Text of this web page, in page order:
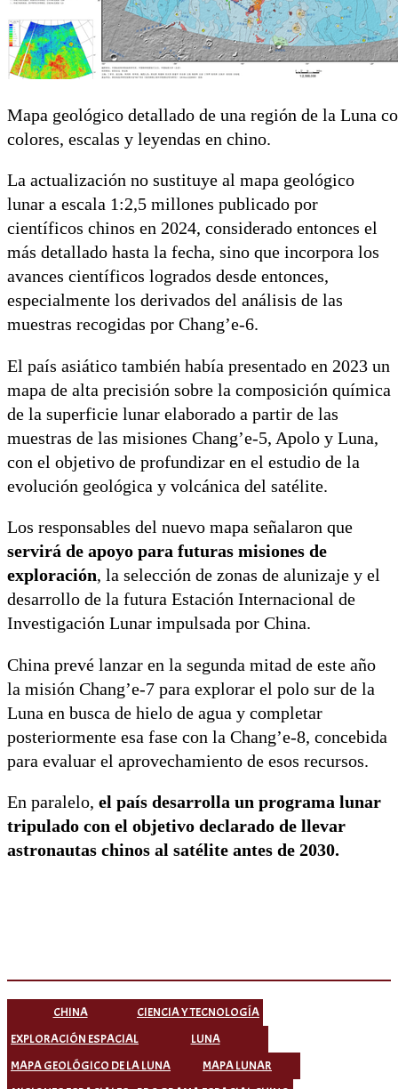
Mapa geológico detallado de una región de la Luna
colores, escalas y leyendas en chino.
La actualización no sustituye al mapa geológico
lunar a escala 1:2,5 millones publicado por
científicos chinos en 2024, considerado entonces el
más detallado hasta la fecha, sino que incorpora los
avances científicos logrados desde entonces,
especialmente los derivados del análisis de las
muestras recogidas por Chang’e-6.
El país asiático también había presentado en 2023 un
mapa de alta precisión sobre la composición química
de la superficie lunar elaborado a partir de las
muestras de las misiones Chang’e-5, Apolo y Luna,
con el objetivo de profundizar en el estudio de la
evolución geológica y volcánica del satélite.
Los responsables del nuevo mapa señalaron que
servirá de apoyo para futuras misiones de
exploración, la selección de zonas de alunizaje y el
desarrollo de la futura Estación Internacional de
Investigación Lunar impulsada por China.
China prevé lanzar en la segunda mitad de este año
la misión Chang’e-7 para explorar el polo sur de la
Luna en busca de hielo de agua y completar
posteriormente esa fase con la Chang’e-8, concebida
para evaluar el aprovechamiento de esos recursos.
En paralelo, el país desarrolla un programa lunar
tripulado con el objetivo declarado de llevar
astronautas chinos al satélite antes de 2030.
CHINA
CIENCIA Y TECNOLOGÍA
EXPLORACIÓN ESPACIAL
LUNA
MAPA GEOLÓGICO DE LA LUNA
MAPA LUNAR